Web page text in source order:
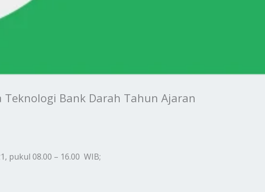
Bank Darah Tahun Ajaran
pukul 08.00 – 16.00 WIB;